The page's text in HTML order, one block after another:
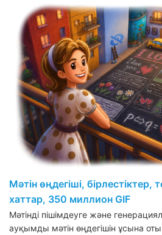
Мәтін өңдегіші, бірлестіктер,
хаттар, 350 миллион GIF
Мәтінді пішімдеуге және
ауқымды мәтін өңдегішін ұсына